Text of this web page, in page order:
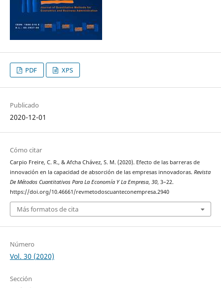
PDF XPS
Publicado
2020-12-01
Cómo citar
Carpio Freire, C. R., & Afcha Chávez, S. M. (2020). Efecto de las barreras de
innovación en la capacidad de absorción de las empresas innovadoras. Revista
De Métodos Cuantitativos Para La Economía Y La Empresa, 30, 3–22.
https://doi.org/10.46661/revmetodoscuanteconempresa.2940
Más formatos de cita
Número
Vol. 30 (2020)
Sección